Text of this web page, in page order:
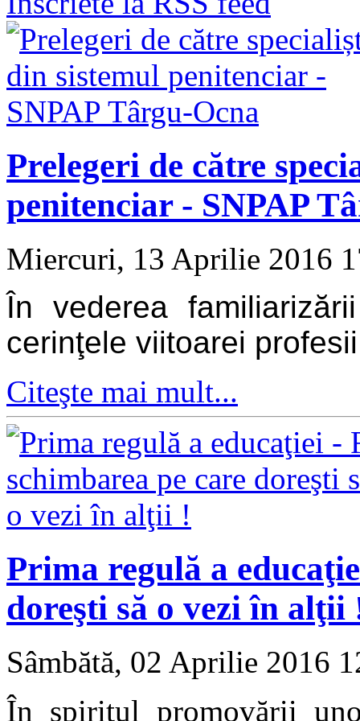
Prelegeri de către
penitenciar - SNPAP
Miercuri, 13 Aprilie 2016
În vederea
cerinţele viitoarei
Citeşte mai mult...
Prima regulă a
doreşti să o vezi în alţii
Sâmbătă, 02 Aprilie 2016
În spiritul promovării